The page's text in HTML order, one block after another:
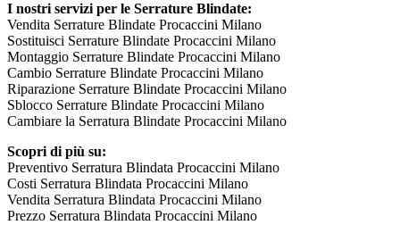
I nostri servizi per le Serrature Blindate:
Vendita Serrature Blindate Procaccini Milano
Sostituisci Serrature Blindate Procaccini Milano
Montaggio Serrature Blindate Procaccini Milano
Cambio Serrature Blindate Procaccini Milano
Riparazione Serrature Blindate Procaccini Milano
Sblocco Serrature Blindate Procaccini Milano
Cambiare la Serratura Blindate Procaccini Milano
Scopri di più su:
Preventivo Serratura Blindata Procaccini Milano
Costi Serratura Blindata Procaccini Milano
Vendita Serratura Blindata Procaccini Milano
Prezzo Serratura Blindata Procaccini Milano